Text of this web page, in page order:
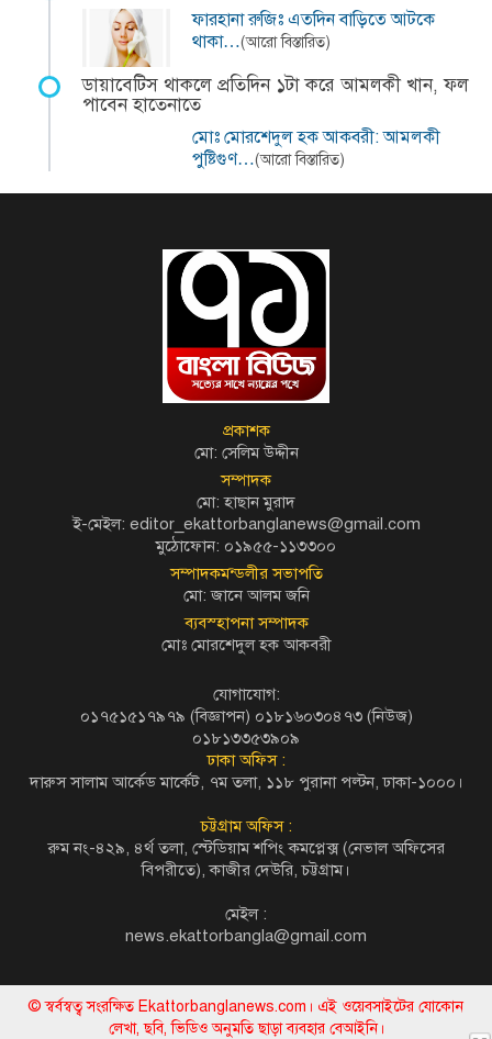
ফারহানা রুজিঃ এতদিন বাড়িতে আটকে
থাকা…(আরো বিস্তারিত)
ডায়াবেটিস থাকলে প্রতিদিন ১টা করে আমলকী খান, ফল
পাবেন হাতেনাতে
মোঃ মোরশেদুল হক আকবরী: আমলকী
পুষ্টিগুণ…(আরো বিস্তারিত)
প্রকাশক
মো: সেলিম উদ্দীন
সম্পাদক
মো: হাছান মুরাদ
ই-মেইল: editor_ekattorbanglanews@gmail.com
মুঠোফোন: ০১৯৫৫-১১৩৩০০
সম্পাদকমন্ডলীর সভাপতি
মো: জানে আলম জনি
ব্যবস্হাপনা সম্পাদক
মোঃ মোরশেদুল হক আকবরী
যোগাযোগ:
০১৭৫১৫১৭৯৭৯ (বিজ্ঞাপন) ০১৮১৬০৩০৪৭৩ (নিউজ)
০১৮১৩৩৫৩৯০৯
ঢাকা অফিস :
দারুস সালাম আর্কেড মার্কেট, ৭ম তলা, ১১৮ পুরানা পল্টন, ঢাকা-১০০০।
চট্টগ্রাম অফিস :
রুম নং-৪২৯, ৪র্থ তলা, স্টেডিয়াম শপিং কমপ্লেক্স (নেভাল অফিসের
বিপরীতে), কাজীর দেউরি, চট্টগ্রাম।
মেইল :
news.ekattorbangla@gmail.com
© স্বর্বস্বত্ব সংরক্ষিত Ekattorbanglanews.com। এই ওয়েবসাইটের যোকোন
লেখা, ছবি, ভিডিও অনুমতি ছাড়া ব্যবহার বেআইনি।